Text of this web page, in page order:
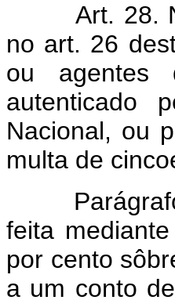
Art. 28.
no art. 26
ou agentes
autenticado
Nacional, ou
multa de
feita
por cento
a um conto